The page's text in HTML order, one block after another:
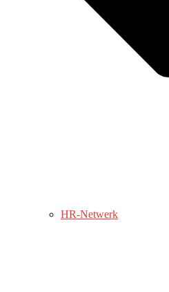
HR-Netwerk